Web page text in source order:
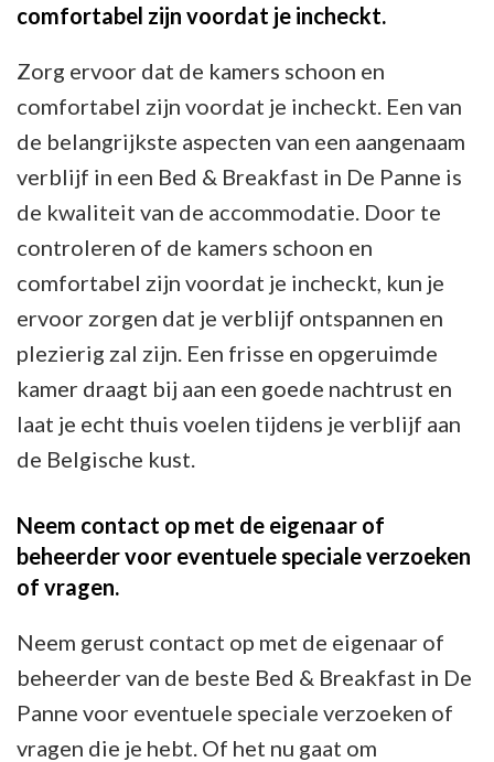
comfortabel zijn voordat je incheckt.
Zorg ervoor dat de kamers schoon en
comfortabel zijn voordat je incheckt. Een van
de belangrijkste aspecten van een aangenaam
verblijf in een Bed & Breakfast in De Panne is
de kwaliteit van de accommodatie. Door te
controleren of de kamers schoon en
comfortabel zijn voordat je incheckt, kun je
ervoor zorgen dat je verblijf ontspannen en
plezierig zal zijn. Een frisse en opgeruimde
kamer draagt bij aan een goede nachtrust en
laat je echt thuis voelen tijdens je verblijf aan
de Belgische kust.
Neem contact op met de eigenaar of
beheerder voor eventuele speciale verzoeken
of vragen.
Neem gerust contact op met de eigenaar of
beheerder van de beste Bed & Breakfast in De
Panne voor eventuele speciale verzoeken of
vragen die je hebt. Of het nu gaat om